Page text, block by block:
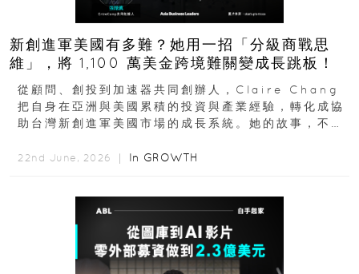
新創進軍美國有多難？她用一招「分級商戰思
維」，將 1,100 萬美金跨境難關變成長跳板！
從顧問、創投到加速器共同創辦人，Claire Chang
把自身在亞洲與美國累積的投資與產業經驗，轉化成協
助台灣新創進軍美國市場的成長系統。她的故事，不只
22nd June, 2026 ｜ In GROWTH